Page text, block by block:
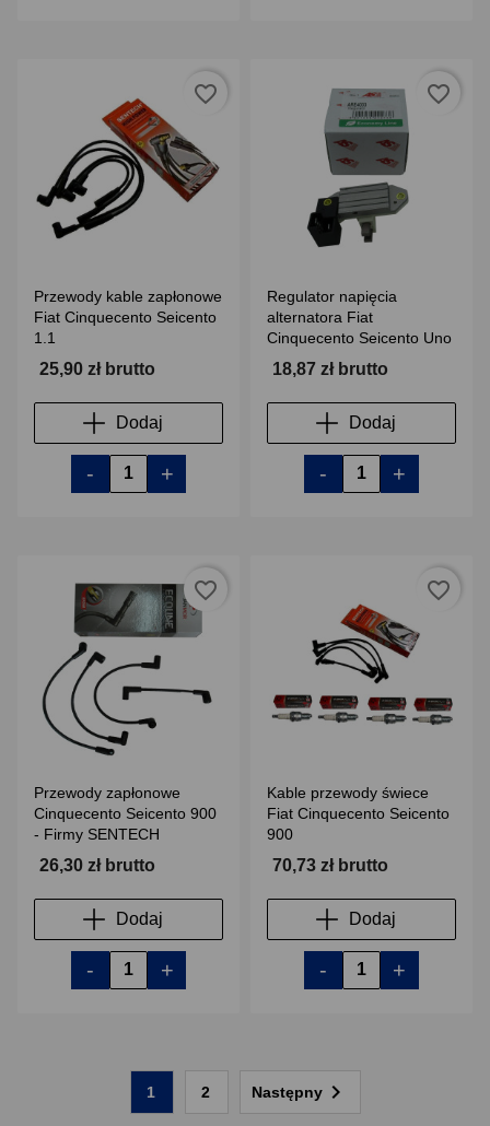
Przewody kable zapłonowe
Fiat Cinquecento Seicento
1.1
25,90 zł brutto
Dodaj
- +
favorite_border
Regulator napięcia
alternatora Fiat
Cinquecento Seicento Uno
18,87 zł brutto
Dodaj
- +
favorite_border
Przewody zapłonowe
Cinquecento Seicento 900
- Firmy SENTECH
26,30 zł brutto
Dodaj
- +
favorite_border
Kable przewody świece
Fiat Cinquecento Seicento
900
70,73 zł brutto
Dodaj
- +
favorite_border
1 2 Następny